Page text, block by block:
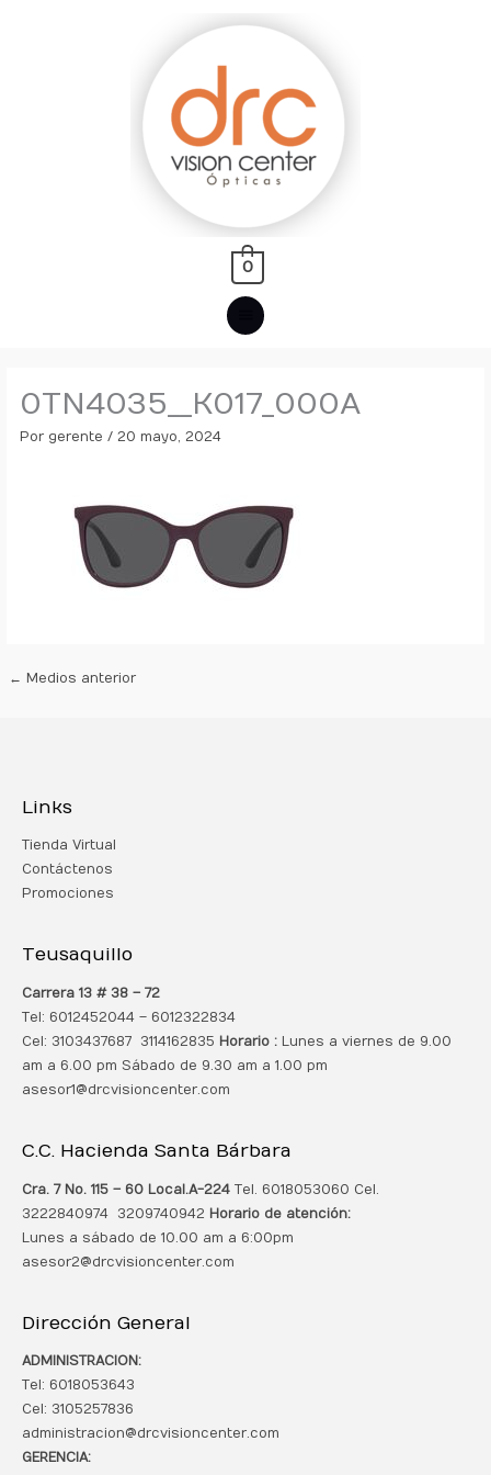
MENÚ
PRINCIPAL
0
0TN4035__K017_000A
Por gerente/20 mayo, 2024
← Medios anterior
Links
Tienda Virtual
Contáctenos
Promociones
Teusaquillo
Carrera 13 # 38 – 72
Tel: 6012452044 – 6012322834
Cel: 3103437687 3114162835 Horario : Lunes a viernes de 9.00
am a 6.00 pm Sábado de 9.30 am a 1.00 pm
asesor1@drcvisioncenter.com
C.C. Hacienda Santa Bárbara
Cra. 7 No. 115 – 60 Local.A-224 Tel. 6018053060 Cel.
3222840974 3209740942 Horario de atención:
Lunes a sábado de 10.00 am a 6:00pm
asesor2@drcvisioncenter.com
Dirección General
ADMINISTRACION:
Tel: 6018053643
Cel: 3105257836
administracion@drcvisioncenter.com
GERENCIA: